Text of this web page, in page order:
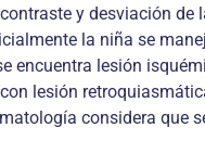
y desviación
la niña se
encuentra lesión
lesión
considera que